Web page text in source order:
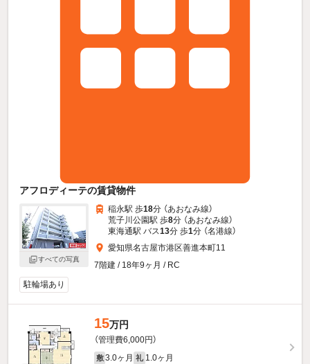
アフロディーテの賃貸物件
すべての写真
稲永駅 歩18分 （あおなみ線）
荒子川公園駅 歩8分 （あおなみ線）
東海通駅 バス13分 歩1分 （名港線）
愛知県名古屋市港区善進本町11
7階建 / 18年9ヶ月 / RC
駐輪場あり
15万円
（管理費6,000円）
敷 3.0ヶ月 礼 1.0ヶ月